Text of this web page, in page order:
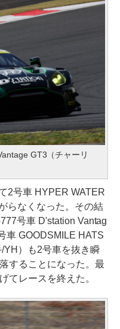
GT3（チャーリ
2号車 HYPER WATER
らなくなった。その結
号車 D'station Vantag
車 GOODSMILE HATS
YH）も2号車を抜き瞬
することになった。最
てレースを終えた。